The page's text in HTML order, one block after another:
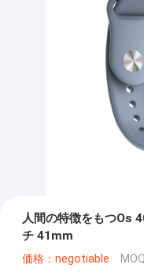
人間の特徴をもつOs
チ 41mm
価格：negotiable